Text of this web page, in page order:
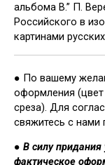
альбома В.” П.
Российского в
картинами
● По вашему
оформления
среза). Для
свяжитесь с нами
● В силу
фактическое